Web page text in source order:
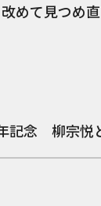
めて見つめ直
記念 柳宗悦